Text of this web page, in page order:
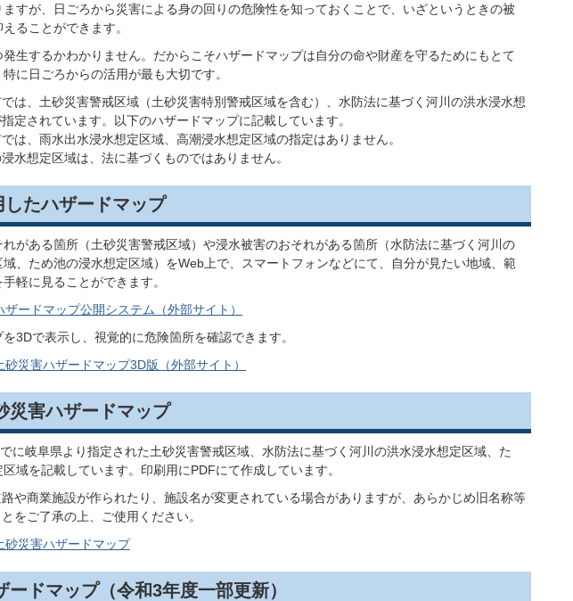
ますが、日ごろから災害による身の回りの危険性を知っておくことで、いざというときの被
ることができます。
発生するかわかりません。だからこそハザードマップは自分の命や財産を守るためにもとて
に日ごろからの活用が最も大切です。
は、土砂災害警戒区域（土砂災害特別警戒区域を含む）、水防法に基づく河川の洪水浸水想
定されています。以下のハザードマップに記載しています。
は、雨水出水浸水想定区域、高潮浸水想定区域の指定はありません。
水想定区域は、法に基づくものではありません。
たハザードマップ
れがある箇所（土砂災害警戒区域）や浸水被害のおそれがある箇所（水防法に基づく河川の
、ため池の浸水想定区域）をWeb上で、スマートフォンなどにて、自分が見たい地域、範
軽に見ることができます。
ザードマップ公開システム（外部サイト）
3Dで表示し、視覚的に危険箇所を確認できます。
砂災害ハザードマップ3D版（外部サイト）
災害ハザードマップ
に岐阜県より指定された土砂災害警戒区域、水防法に基づく河川の洪水浸水想定区域、た
域を記載しています。印刷用にPDFにて作成しています。
や商業施設が作られたり、施設名が変更されている場合がありますが、あらかじめ旧名称等
をご了承の上、ご使用ください。
砂災害ハザードマップ
ードマップ（令和3年度一部更新）